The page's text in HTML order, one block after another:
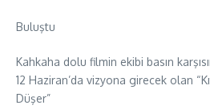
Buluştu
Kahkaha dolu filmin ekibi basın
12 Haziran’da vizyona girecek olan
Düşer”